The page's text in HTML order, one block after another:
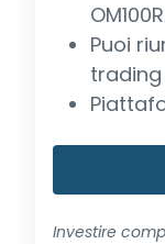
Puoi
Investire